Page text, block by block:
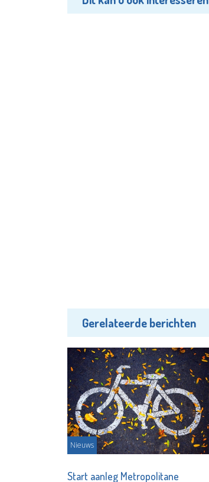
Gerelateerde berichten
Nieuws
Start aanleg Metropolitane